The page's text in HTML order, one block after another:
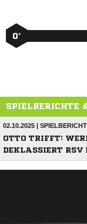
0’
SPIELBERICHTE
02.10.2025 | SPIELBERICHT
OTTO TRIFFT:
DEKLASSIERT